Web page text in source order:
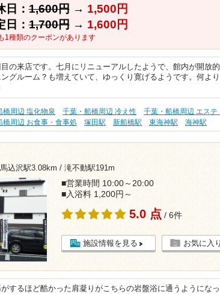
日：1,600円→ 1,500円
日：1,700円→ 1,600円
1種類のクーポンがあります
の来店です。七月にリニューアルしたようで、館内が開放
ングルーム？も増えていて、ゆっくり寛げるようです。何よ
橋周辺 塩化物泉 千葉・船橋周辺 冷え性
千葉・船橋周辺 エステ
橋周辺 お食事・食事処
塚田駅 新船橋駅 東海神駅 海神駅
馬込沢駅3.08km / 滝不動駅191m
■営業時間 10:00～20:00
■入浴料 1,200円～
5.0 点 / 6件
施設情報を見る お気に入
するほど酷かった肩凝りがこちらの岩盤浴に通うようになっ